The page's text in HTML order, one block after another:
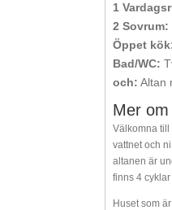
1
2 Sovrum:
Öppet
Bad/WC:
och: Altan
Mer
Välkomna till
vattnet och
altanen är
finns 4
Huset som